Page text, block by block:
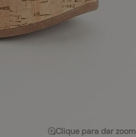
Clique para dar zoom